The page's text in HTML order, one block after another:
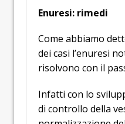
Enuresi: rimedi
Come abbiamo
dei casi l’enuresi
risolvono con il
Infatti con lo
di controllo della